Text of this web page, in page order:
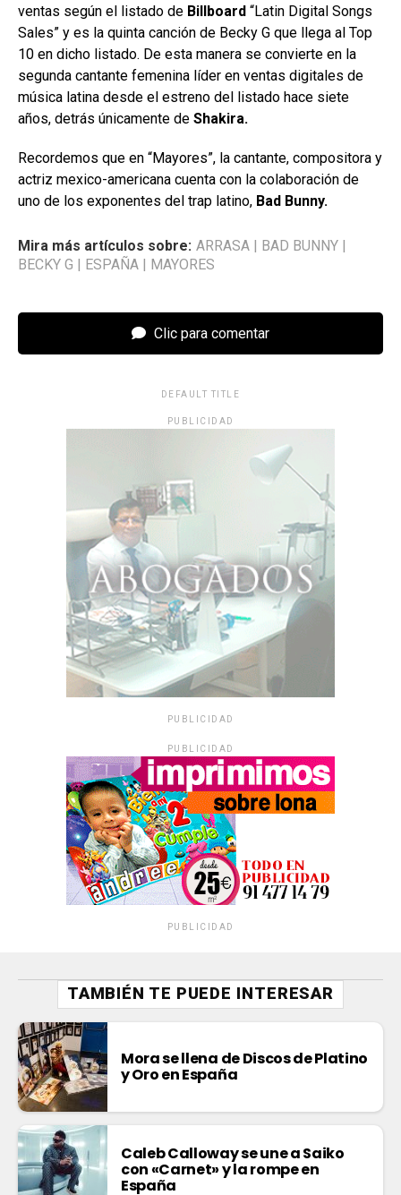
ventas según el listado de Billboard “Latin Digital Songs
Sales” y es la quinta canción de Becky G que llega al Top
10 en dicho listado. De esta manera se convierte en la
segunda cantante femenina líder en ventas digitales de
música latina desde el estreno del listado hace siete
años, detrás únicamente de Shakira.
Recordemos que en “Mayores”, la cantante, compositora y
actriz mexico-americana cuenta con la colaboración de
uno de los exponentes del trap latino, Bad Bunny.
Mira más artículos sobre: ARRASA | BAD BUNNY |
BECKY G | ESPAÑA | MAYORES
Clic para comentar
DEFAULT TITLE
PUBLICIDAD
PUBLICIDAD
PUBLICIDAD
PUBLICIDAD
TAMBIÉN TE PUEDE INTERESAR
Mora se llena de Discos de Platino
y Oro en España
Caleb Calloway se une a Saiko
con «Carnet» y la rompe en
España